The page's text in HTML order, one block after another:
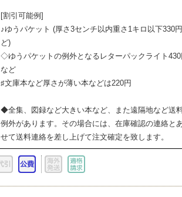
[割引可能例]
♪ゆうパケット (厚さ3センチ以内重さ1キロ以下330
ど)
◇ゆうパケットの例外となるレターパックライト430
など
♯文庫本など厚さが薄い本などは220円
◆全集、図録など大きい本など、また遠隔地など送
例外があります。その場合には、在庫確認の連絡と
せて送料連絡を差し上げて注文確定を致します。